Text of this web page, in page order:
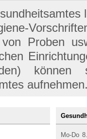
Proben
Mo-Do